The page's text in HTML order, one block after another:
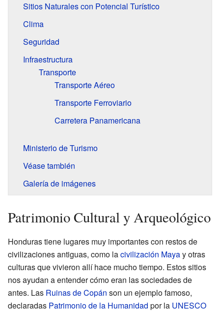
Sitios Naturales con Potencial Turístico
Clima
Seguridad
Infraestructura
Transporte
Transporte Aéreo
Transporte Ferroviario
Carretera Panamericana
Ministerio de Turismo
Véase también
Galería de imágenes
Patrimonio Cultural y Arqueológico
Honduras tiene lugares muy importantes con restos de
civilizaciones antiguas, como lacivilización Mayay otras
culturas que vivieron allí hace mucho tiempo. Estos sitios
nos ayudan a entender cómo eran las sociedades de
antes. Las Ruinas de Copán son un ejemplo famoso,
declaradas Patrimonio de la Humanidad por la UNESCO